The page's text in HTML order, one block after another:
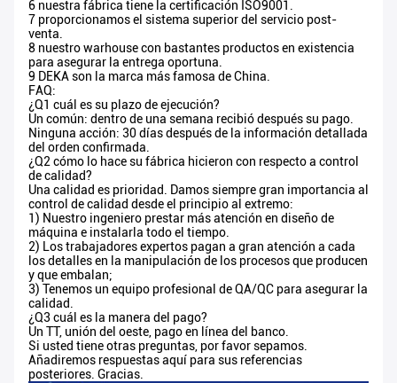
6 nuestra fábrica tiene la certificación ISO9001.
7 proporcionamos el sistema superior del servicio post-
venta.
8 nuestro warhouse con bastantes productos en existencia
para asegurar la entrega oportuna.
9 DEKA son la marca más famosa de China.
FAQ:
¿Q1 cuál es su plazo de ejecución?
Un común: dentro de una semana recibió después su pago.
Ninguna acción: 30 días después de la información detallada
del orden confirmada.
¿Q2 cómo lo hace su fábrica hicieron con respecto a control
de calidad?
Una calidad es prioridad. Damos siempre gran importancia al
control de calidad desde el principio al extremo:
1) Nuestro ingeniero prestar más atención en diseño de
máquina e instalarla todo el tiempo.
2) Los trabajadores expertos pagan a gran atención a cada
los detalles en la manipulación de los procesos que producen
y que embalan;
3) Tenemos un equipo profesional de QA/QC para asegurar la
calidad.
¿Q3 cuál es la manera del pago?
Un TT, unión del oeste, pago en línea del banco.
Si usted tiene otras preguntas, por favor sepamos.
Añadiremos respuestas aquí para sus referencias
posteriores. Gracias.